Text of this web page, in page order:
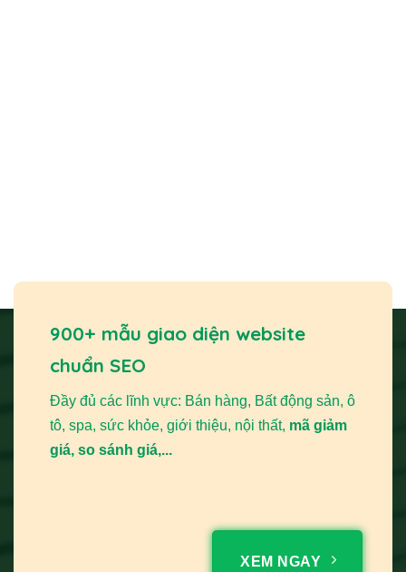
900+ mẫu giao diện website
chuẩn SEO
Đầy đủ các lĩnh vực: Bán hàng, Bất động sản, ô
tô, spa, sức khỏe, giới thiệu, nội thất, mã giảm
giá, so sánh giá,...
XEM NGAY